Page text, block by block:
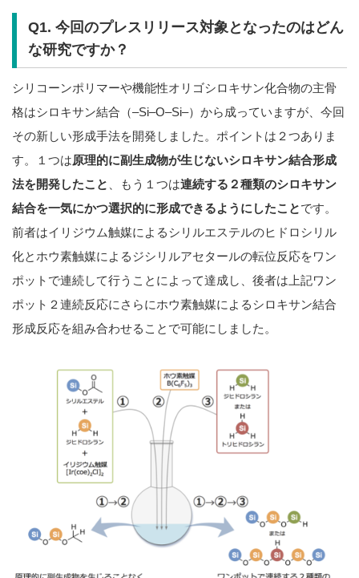
Q1. 今回のプレスリリース対象となったのはどん
な研究ですか？
シリコーンポリマーや機能性オリゴシロキサン化合物の主骨
格はシロキサン結合（–Si–O–Si–）から成っていますが、今回
その新しい形成手法を開発しました。ポイントは２つありま
す。１つは原理的に副生成物が生じないシロキサン結合形成
法を開発したこと
、もう１つは連続する２種類のシロキサン
結合を一気にかつ選択的に形成できるようにしたことです。
前者はイリジウム触媒によるシリルエステルのヒドロシリル
化とホウ素触媒によるジシリルアセタールの転位反応をワン
ポットで連続して行うことによって達成し、後者は上記ワン
ポット２連続反応にさらにホウ素触媒によるシロキサン結合
形成反応を組み合わせることで可能にしました。